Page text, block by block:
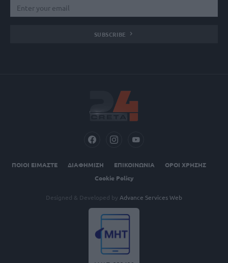
SUBSCRIBE
ΠΟΙΟΙ ΕΙΜΑΣΤΕ ΔΙΑΦΗΜΙΣΗ ΕΠΙΚΟΙΝΩΝΙΑ
ΟΡΟΙ ΧΡΗΣΗΣ
Cookie Policy
Designed & Developed by Advance Services Web